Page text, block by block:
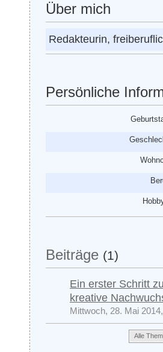
Über mich
Redakteurin,
Persönliche
Beiträge (1)
Ein erster Schritt
kreative
Mittwoch, 28. Mai
Alle